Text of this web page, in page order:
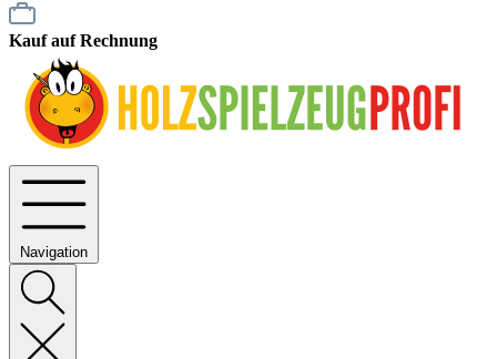
Kauf auf Rechnung
Navigation